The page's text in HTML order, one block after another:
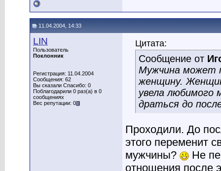
11.04.2004, 14:33
LIN
Пользователь
Поклонник
Регистрация: 11.04.2004
Сообщения: 62
Вы сказали Спасибо: 0
Поблагодарили 0 раз(а) в 0
сообщениях
Вес репутации: 0
Цитата:
Сообщение от
Мужчина может
женщину.
увела любимого
драться до
Проходили. До
этого переменит
мужчины?
Не
отношения после